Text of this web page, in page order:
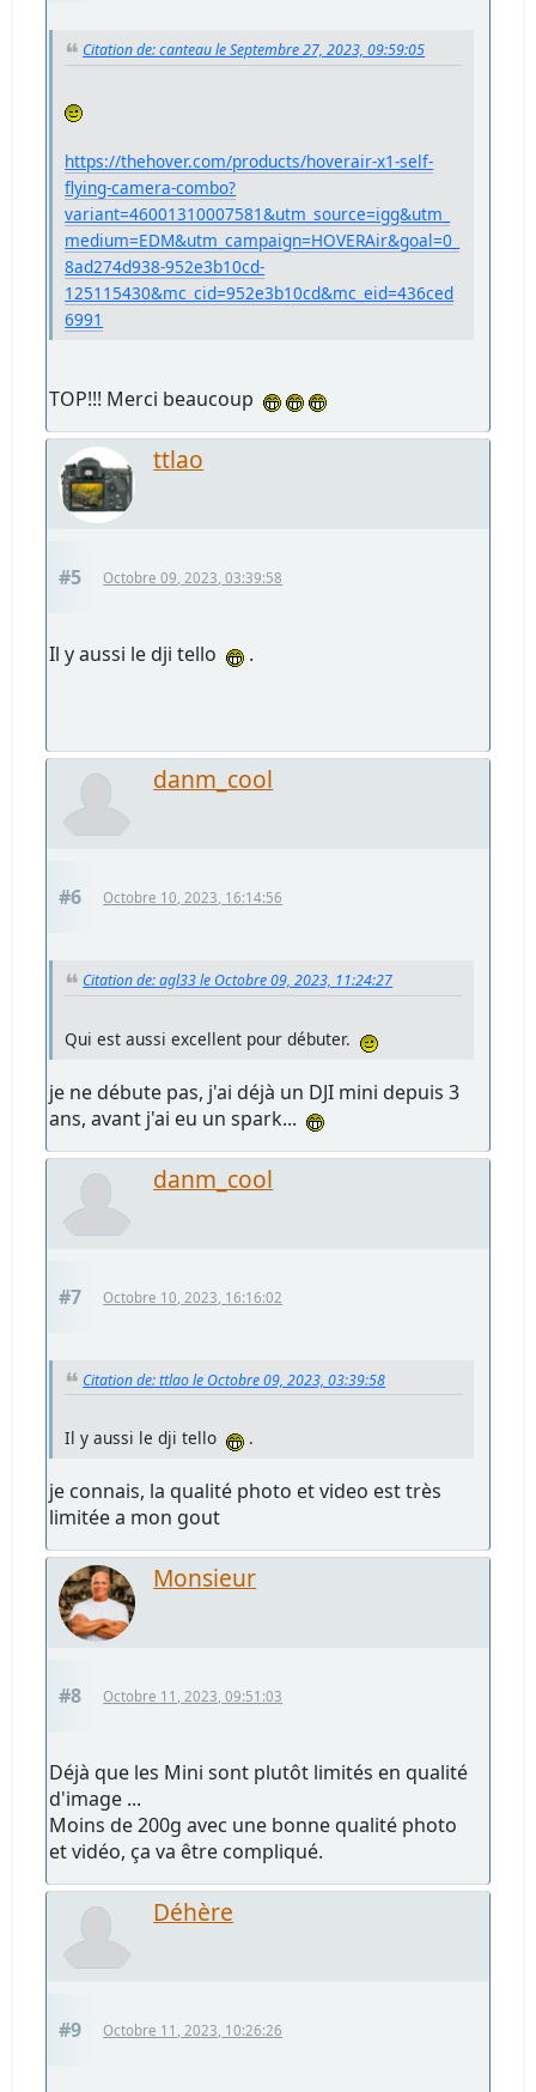
Citation de: canteau le Septembre 27, 2023, 09:59:05
https://thehover.com/products/hoverair-x1-self-
flying-camera-combo?
variant=46001310007581&utm_source=igg&utm_
medium=EDM&utm_campaign=HOVERAir&goal=0_
8ad274d938-952e3b10cd-
125115430&mc_cid=952e3b10cd&mc_eid=436ced
6991
TOP!!! Merci beaucoup
ttlao
#5 Octobre 09, 2023, 03:39:58
Il y aussi le dji tello .
danm_cool
#6 Octobre 10, 2023, 16:14:56
Citation de: agl33 le Octobre 09, 2023, 11:24:27
Qui est aussi excellent pour débuter.
je ne débute pas, j'ai déjà un DJI mini depuis 3
ans, avant j'ai eu un spark...
danm_cool
#7 Octobre 10, 2023, 16:16:02
Citation de: ttlao le Octobre 09, 2023, 03:39:58
Il y aussi le dji tello .
je connais, la qualité photo et video est très
limitée a mon gout
Monsieur
#8 Octobre 11, 2023, 09:51:03
Déjà que les Mini sont plutôt limités en qualité
d'image ...
Moins de 200g avec une bonne qualité photo
et vidéo, ça va être compliqué.
Déhère
#9 Octobre 11, 2023, 10:26:26